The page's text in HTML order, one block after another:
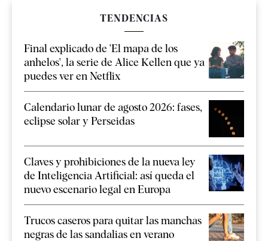
TENDENCIAS
Final explicado de 'El mapa de los
anhelos', la serie de Alice Kellen que ya
puedes ver en Netflix
Calendario lunar de agosto 2026: fases,
eclipse solar y Perseidas
Claves y prohibiciones de la nueva ley
de Inteligencia Artificial: así queda el
nuevo escenario legal en Europa
Trucos caseros para quitar las manchas
negras de las sandalias en verano